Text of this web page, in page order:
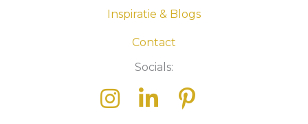
Inspiratie & Blogs
Contact
Socials: